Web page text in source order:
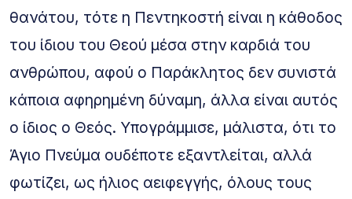
θανάτου, τότε η Πεντηκοστή είναι η κάθοδος
του ίδιου του Θεού μέσα στην καρδιά του
ανθρώπου, αφού ο Παράκλητος δεν συνιστά
κάποια αφηρημένη δύναμη, άλλα είναι αυτός
ο ίδιος ο Θεός. Υπογράμμισε, μάλιστα, ότι το
Άγιο Πνεύμα ουδέποτε εξαντλείται, αλλά
φωτίζει, ως ήλιος αειφεγγής, όλους τους